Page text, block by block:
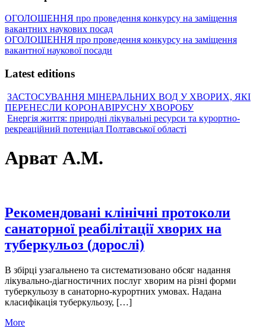
ОГОЛОШЕННЯ про проведення конкурсу на заміщення
вакантних наукових посад
ОГОЛОШЕННЯ про проведення конкурсу на заміщення
вакантної наукової посади
Latest editions
ЗАСТОСУВАННЯ МІНЕРАЛЬНИХ ВОД У ХВОРИХ, ЯКІ
ПЕРЕНЕСЛИ КОРОНАВІРУСНУ ХВОРОБУ
Енергія життя: природні лікувальні ресурси та курортно-
рекреаційний потенціал Полтавської області
Арват А.М.
Рекомендовані клінічні протоколи
санаторної реабілітації хворих на
туберкульоз (дорослі)
В збірці узагальнено та систематизовано обсяг надання
лікувально-діагностичних послуг хворим на різні форми
туберкульозу в санаторно-курортних умовах. Надана
класифікація туберкульозу, […]
More